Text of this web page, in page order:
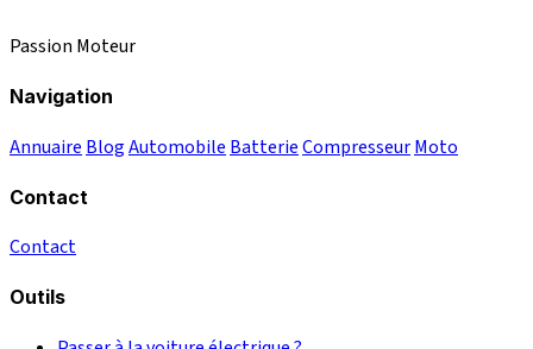
Passion Moteur
Navigation
Annuaire BlogAutomobile BatterieCompresseurMoto
Contact
Contact
Outils